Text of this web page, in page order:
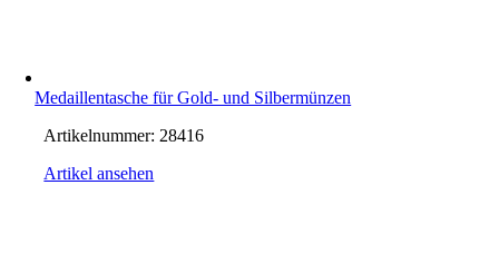
Medaillentasche für Gold- und Silbermünzen
Artikelnummer: 28416
Artikel ansehen